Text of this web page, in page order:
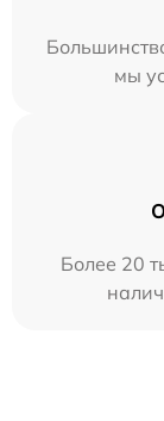
мы
Более 20